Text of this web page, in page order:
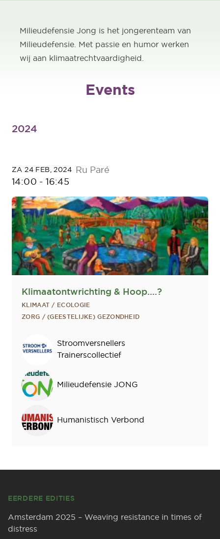
Milieudefensie Jong is het jongerenteam van
Milieudefensie. Met passie en humor werken
wij aan klimaatrechtvaardigheid.
Events
2024
ZA 24 FEB, 2024
14:00 -16:45
Ru Paré
Klimaatontwrichting & Hoop....?
KLIMAAT / ECOLOGIE
ZORG / (GEESTELIJKE) GEZONDHEID
SprekersStroomversnellers
Trainerscollectief
Milieudefensie JONG
Humanistisch Verbond
EERDERE EDITIES
Amsterdam 2025 – Weaving resistance in times of
distress